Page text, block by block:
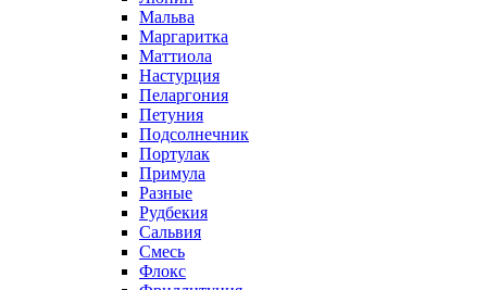
Мальва
Маргаритка
Маттиола
Настурция
Пеларгония
Петуния
Подсолнечник
Портулак
Примула
Разные
Рудбекия
Сальвия
Смесь
Флокс